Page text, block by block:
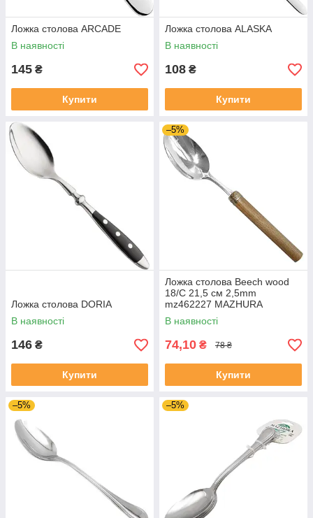
Ложка столова ARCADE
В наявності
145 ₴
Купити
Ложка столова ALASKA
В наявності
108 ₴
Купити
Ложка столова DORIA
В наявності
146 ₴
Купити
–5%
Ложка столова Beech wood
18/C 21,5 см 2,5mm
mz462227 MAZHURA
В наявності
74,10 ₴ 78 ₴
Купити
–5% –5%